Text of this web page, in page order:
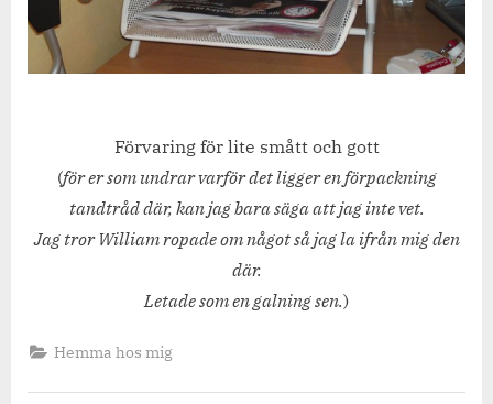
Förvaring för lite smått och gott
(för er som undrar varför det ligger en förpackning
tandtråd där, kan jag bara säga att jag inte vet.
Jag tror William ropade om något så jag la ifrån mig den
där.
Letade som en galning sen.)
Hemma hos mig